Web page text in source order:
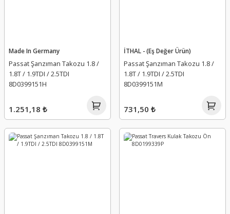
Made In Germany
Passat Şanzıman Takozu 1.8 /
1.8T / 1.9TDI / 2.5TDI
8D0399151H
1.251,18 ₺
İTHAL - (Eş Değer Ürün)
Passat Şanzıman Takozu 1.8 /
1.8T / 1.9TDI / 2.5TDI
8D0399151M
731,50 ₺